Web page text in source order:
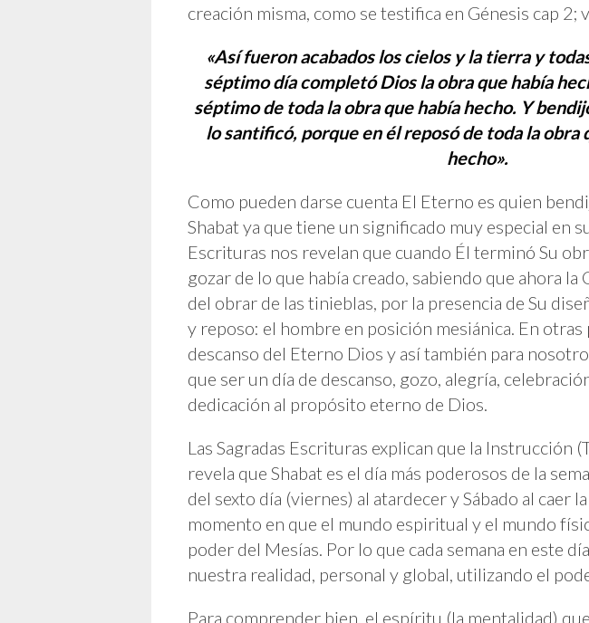
creación misma, como se testifica en Génesis cap 2;
«Así fueron acabados los cielos y la tierra y
séptimo día completó Dios la obra que había
séptimo de toda la obra que había hecho. Y
lo santificó, porque en él reposó de toda la obra
hecho».
Como pueden darse cuenta El Eterno es quien
Shabat ya que tiene un significado muy especial en
Escrituras nos revelan que cuando Él terminó Su
gozar de lo que había creado, sabiendo que ahora la
del obrar de las tinieblas, por la presencia de Su
y reposo: el hombre en posición mesiánica. En otras
descanso del Eterno Dios y así también para
que ser un día de descanso, gozo, alegría,
dedicación al propósito eterno de Dios.
Las Sagradas Escrituras explican que la Instrucción
revela que Shabat es el día más poderosos de la
del sexto día (viernes) al atardecer y Sábado al caer
momento en que el mundo espiritual y el mundo
poder del Mesías. Por lo que cada semana en este
nuestra realidad, personal y global, utilizando el
Para comprender bien, el espíritu (la mentalidad)